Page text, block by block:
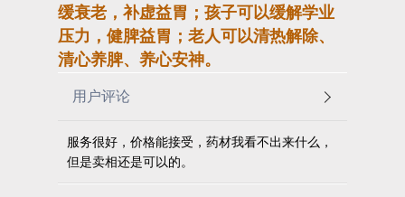
缓衰老，补虚益胃；孩子可以缓解学业
压力，健脾益胃；老人可以清热解除、
清心养脾、养心安神。
用户评论
服务很好，价格能接受，药材我看不出来什么，
但是卖相还是可以的。